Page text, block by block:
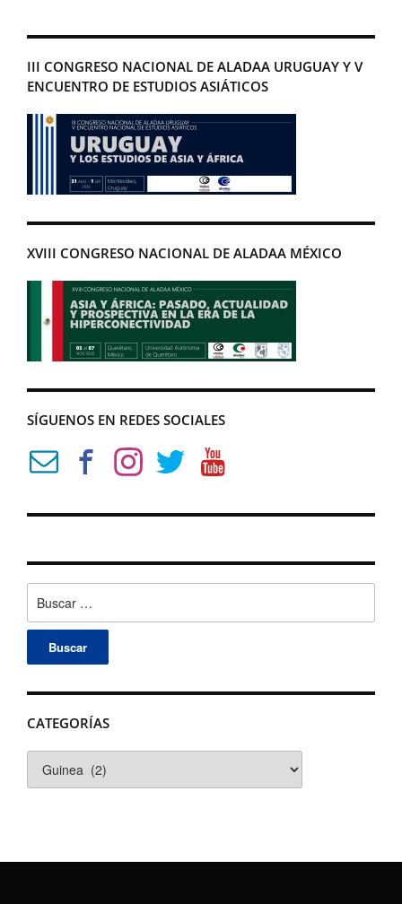
III CONGRESO NACIONAL DE ALADAA URUGUAY Y V
ENCUENTRO DE ESTUDIOS ASIÁTICOS
XVIII CONGRESO NACIONAL DE ALADAA MÉXICO
SÍGUENOS EN REDES SOCIALES
CATEGORÍAS